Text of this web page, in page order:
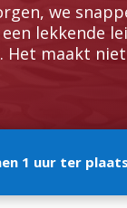
we
lekkende
Het maakt
1 uur ter